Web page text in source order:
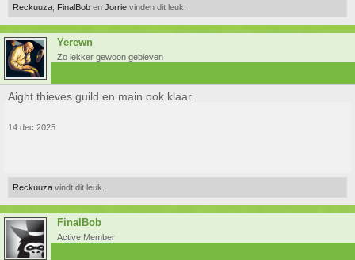
Reckuuza FinalBob en Jorrie vinden dit leuk.
Yerewn
Zo lekker gewoon gebleven
Aight thieves guild en main ook klaar.
14 dec 2025
Reckuuza vindt dit leuk.
FinalBob
Active Member